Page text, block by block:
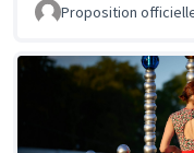
Proposition